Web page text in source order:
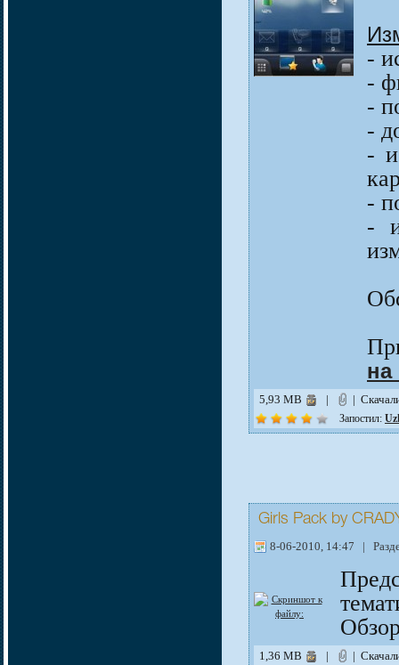
-
-
-
-
-
-
-
5,93 MB | |
Запостил:
Girls Pack by
8-06-2010, 14:47 |
1,36 MB | |